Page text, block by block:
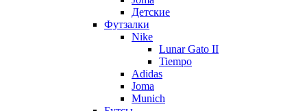
Детские
Футзалки
Nike
Lunar Gato II
Tiempo
Adidas
Joma
Munich